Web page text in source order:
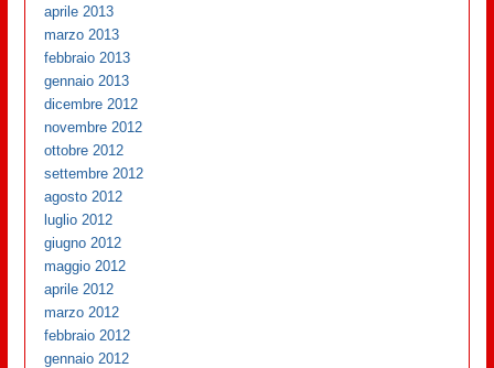
aprile 2013
marzo 2013
febbraio 2013
gennaio 2013
dicembre 2012
novembre 2012
ottobre 2012
settembre 2012
agosto 2012
luglio 2012
giugno 2012
maggio 2012
aprile 2012
marzo 2012
febbraio 2012
gennaio 2012